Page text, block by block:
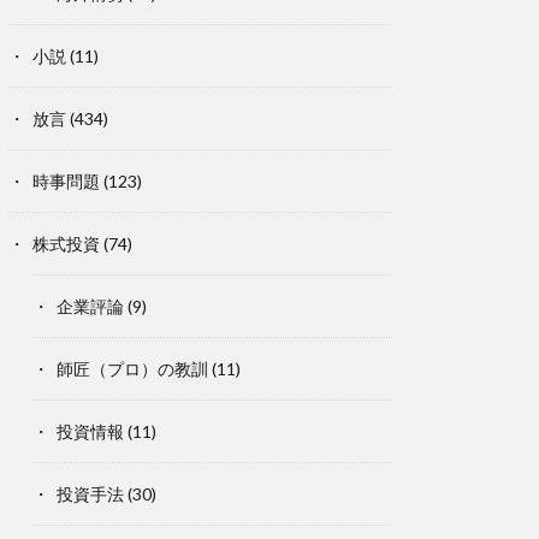
小説 (11)
放言(434)
時事問題 (123)
株式投資 (74)
企業評論(9)
師匠（プロ）の教訓 (11)
投資情報 (11)
投資手法(30)